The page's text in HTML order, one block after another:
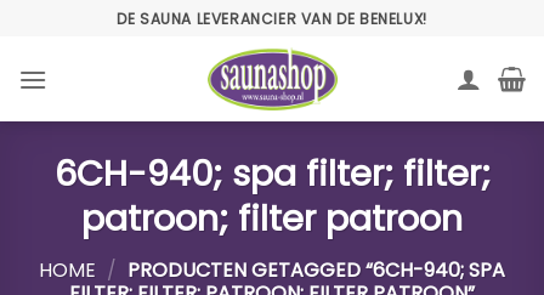
inhoud
DE SAUNA LEVERANCIER VAN DE BENELUX!
6CH-940; spa filter; filter;
patroon; filter patroon
HOME / PRODUCTEN GETAGGED “6CH-940; SPA